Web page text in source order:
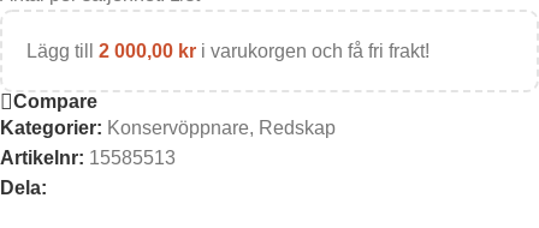
Lägg till 2 000,00 kr i varukorgen och få fri frakt!
Compare
Kategorier: Konservöppnare, Redskap
Artikelnr: 15585513
Dela: